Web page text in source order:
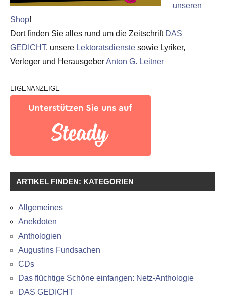
unseren
Shop!
Dort finden Sie alles rund um die Zeitschrift DAS
GEDICHT, unsere Lektoratsdienste sowie Lyriker,
Verleger und HerausgeberAnton G. Leitner
EIGENANZEIGE
ARTIKEL FINDEN: KATEGORIEN
Allgemeines
Anekdoten
Anthologien
Augustins Fundsachen
CDs
Das flüchtige Schöne einfangen: Netz-Anthologie
DAS GEDICHT